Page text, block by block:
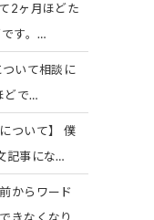
2ヶ月ほどた
す。…
いて相談に
どで…
ついて】 僕
記事にな…
からワード